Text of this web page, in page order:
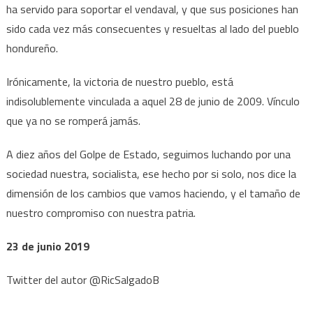
ha servido para soportar el vendaval, y que sus posiciones han
sido cada vez más consecuentes y resueltas al lado del pueblo
hondureño.
Irónicamente, la victoria de nuestro pueblo, está
indisolublemente vinculada a aquel 28 de junio de 2009. Vínculo
que ya no se romperá jamás.
A diez años del Golpe de Estado, seguimos luchando por una
sociedad nuestra, socialista, ese hecho por si solo, nos dice la
dimensión de los cambios que vamos haciendo, y el tamaño de
nuestro compromiso con nuestra patria.
23 de junio 2019
Twitter del autor @RicSalgadoB